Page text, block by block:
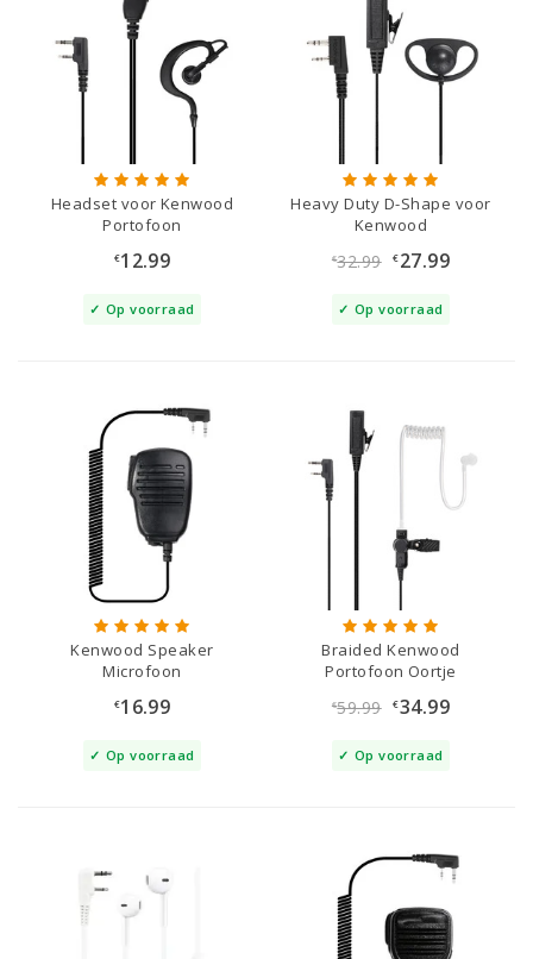
Headset voor Kenwood
Portofoon
€12.99
Op voorraad
Heavy Duty D-Shape voor
Kenwood
€32.99 €27.99
Op voorraad
Kenwood Speaker
Microfoon
€16.99
Op voorraad
Braided Kenwood
Portofoon Oortje
€59.99 €34.99
Op voorraad